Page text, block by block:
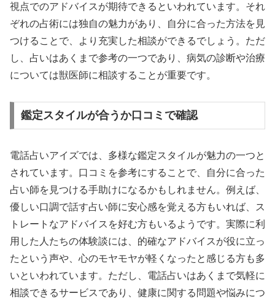
視点でのアドバイスが期待できるといわれています。それ
ぞれの占術には独自の魅力があり、自分に合った方法を見
つけることで、より充実した相談ができるでしょう。ただ
し、占いはあくまで参考の一つであり、病気の診断や治療
については獣医師に相談することが重要です。
鑑定スタイルが合うか口コミで確認
電話占いアイズでは、多様な鑑定スタイルが魅力の一つと
されています。口コミを参考にすることで、自分に合った
占い師を見つける手助けになるかもしれません。例えば、
優しい口調で話す占い師に安心感を覚える方もいれば、ス
トレートなアドバイスを好む方もいるようです。実際に利
用した人たちの体験談には、的確なアドバイスが役に立っ
たという声や、心のモヤモヤが軽くなったと感じる方も多
いといわれています。ただし、電話占いはあくまで気軽に
相談できるサービスであり、健康に関する問題や悩みにつ